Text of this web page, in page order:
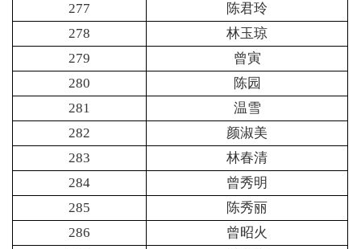
277
陈君玲
278
林玉琼
279
曾寅
280
陈园
281
温雪
282
颜淑美
283
林春清
284
曾秀明
285
陈秀丽
286
曾昭火